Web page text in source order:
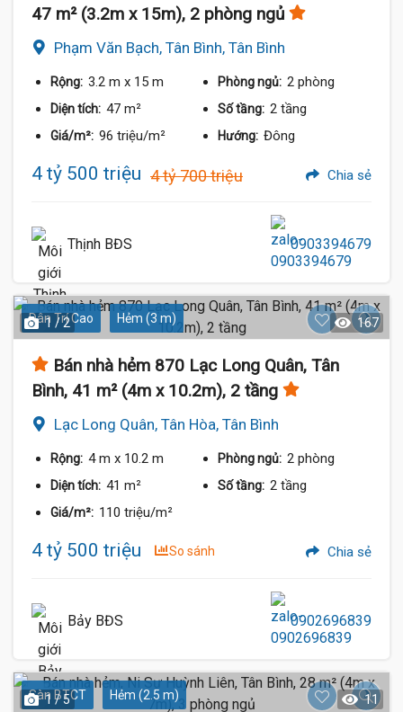
47 m² (3.2m x 15m), 2 phòng ngủ
Phạm Văn Bạch, Tân Bình, Tân Bình
Rộng: 3.2 m x 15 m Phòng ngủ: 2 phòng
Diện tích: 47 m² Số tầng: 2 tầng
Giá/m²: 96 triệu/m² Hướng: Đông
4 tỷ 500 triệu 4 tỷ 700 triệu Chia sẻ
Thịnh BĐS 0903394679
Dân Trí Cao Hẻm (3 m)
1 / 2 167
Bán nhà hẻm 870 Lạc Long Quân, Tân
Bình, 41 m² (4m x 10.2m), 2 tầng
Lạc Long Quân, Tân Hòa, Tân Bình
Rộng: 4 m x 10.2 m Phòng ngủ: 2 phòng
Diện tích: 41 m² Số tầng: 2 tầng
Giá/m²: 110 triệu/m²
4 tỷ 500 triệu So sánh Chia sẻ
Bảy BĐS 0902696839
Sàn BTCT Hẻm (2.5 m)
1 / 5 11